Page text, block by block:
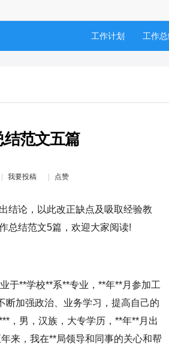
工作计划 工作
范文五篇
我要投稿 点赞
论，以此改正缺点及吸取经验教
总结范文5篇，欢迎大家阅读!
**学校**系**专业，**年**月参加工
断加强政治、业务学习，提高自己的
，男，汉族，大专学历，**年**月出
来，我在**局领导和同事的关心和帮